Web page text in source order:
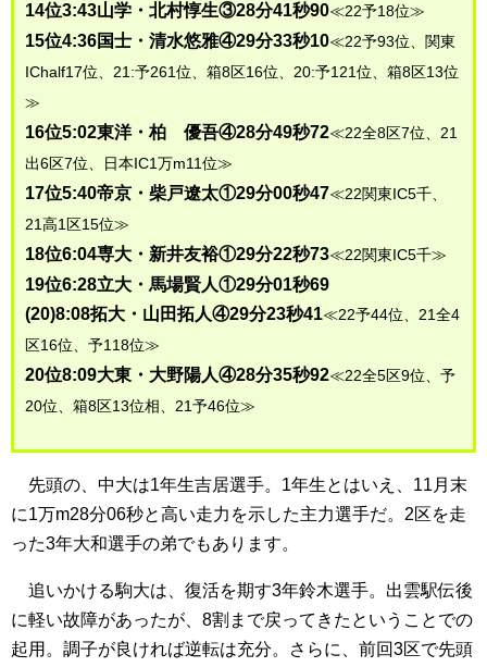
14位3:43山学・北村惇生③28分41秒90≪22予18位≫
15位4:36国士・清水悠雅④29分33秒10≪22予93位、関東
IChalf17位、21:予261位、箱8区16位、20:予121位、箱8区13位
≫
16位5:02東洋・柏 優吾④28分49秒72≪22全8区7位、21
出6区7位、日本IC1万m11位≫
17位5:40帝京・柴戸遼太①29分00秒47≪22関東IC5千、
21高1区15位≫
18位6:04専大・新井友裕①29分22秒73≪22関東IC5千≫
19位6:28立大・馬場賢人①29分01秒69
(20)8:08拓大・山田拓人④29分23秒41≪22予44位、21全4
区16位、予118位≫
20位8:09大東・大野陽人④28分35秒92≪22全5区9位、予
20位、箱8区13位相、21予46位≫
先頭の、中大は1年生吉居選手。1年生とはいえ、11月末
に1万m28分06秒と高い走力を示した主力選手だ。2区を走
った3年大和選手の弟でもあります。
追いかける駒大は、復活を期す3年鈴木選手。出雲駅伝後
に軽い故障があったが、8割まで戻ってきたということでの
起用。調子が良ければ逆転は充分。さらに、前回3区で先頭